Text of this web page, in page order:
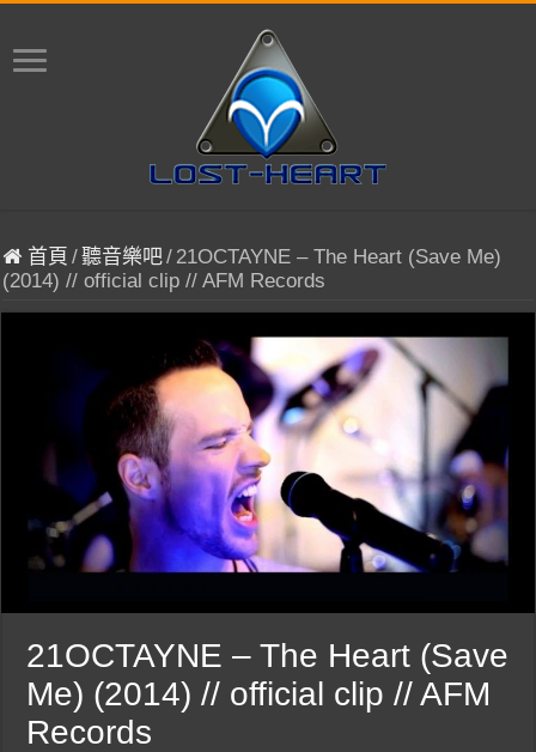
首頁 /聽音樂吧/ 21OCTAYNE – The Heart (Save Me)
(2014) // official clip // AFM Records
21OCTAYNE – The Heart (Save
Me) (2014) // official clip // AFM
Records